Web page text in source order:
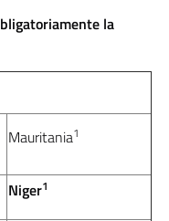
la
Mauritania1
Niger1